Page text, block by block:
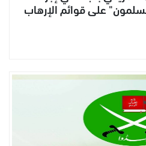
على قوائم الإرهاب